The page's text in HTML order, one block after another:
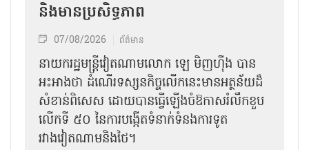
និងមានប្រសិទ្ធភាព
07/08/2026 ព័ត៌មាន
នាយករដ្ឋមន្ត្រីវៀតណាមលោក ឡេ មិញហ៊ឹង បាន
អះអាងថា ដំណើរទស្សនកិច្ចលើកនេះមានអត្ថន័យដ៏
សំខាន់ពិសេស ដោយបានធ្វើឡើងចំឱកាសរំលឹកខួប
លើកទី ៥០ នៃការបង្កើតទំនាក់ទំនងការទូត
រវាងវៀតណាមនិងថៃ។